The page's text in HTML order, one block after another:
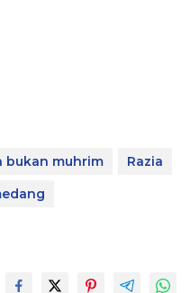
bukan muhrim
Razia